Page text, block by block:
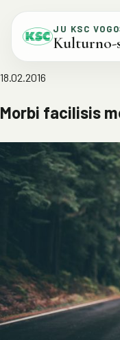
JU KSC
Kulturno-
18.02.2016
Morbi facilisis